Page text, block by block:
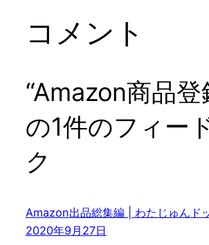
コメント
“Amazon商品登
の1件のフィー
ク
Amazon出品総集編 | わたじゅんド
2020年9月27日